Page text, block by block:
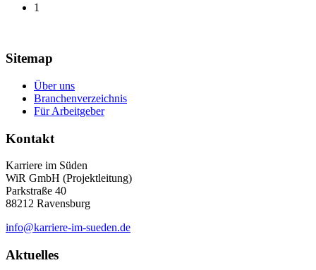
1
Sitemap
Über uns
Branchenverzeichnis
Für Arbeitgeber
Kontakt
Karriere im Süden
WiR GmbH (Projektleitung)
Parkstraße 40
88212 Ravensburg
info@karriere-im-sueden.de
Aktuelles